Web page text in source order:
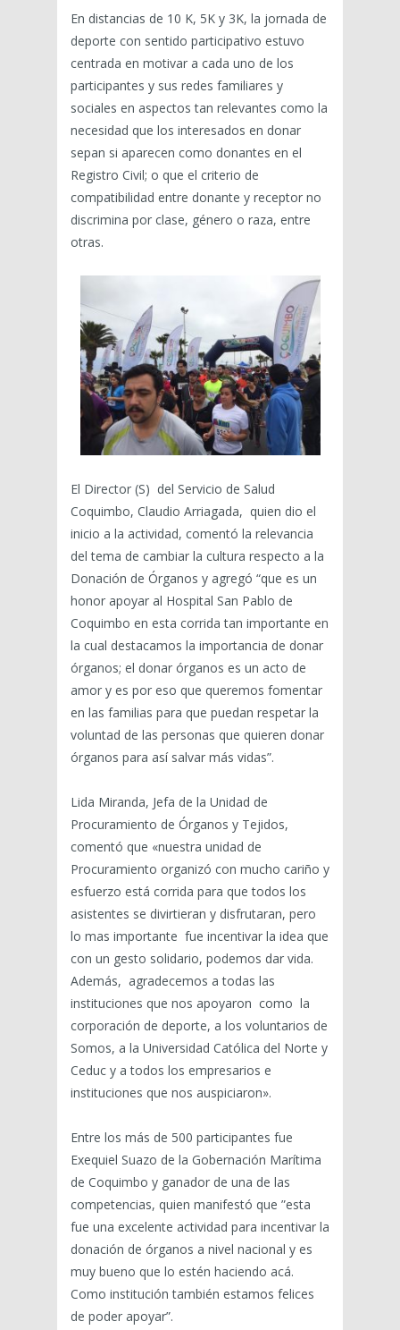
En distancias de 10 K, 5K y 3K, la jornada de
deporte con sentido participativo estuvo
centrada en motivar a cada uno de los
participantes y sus redes familiares y
sociales en aspectos tan relevantes como la
necesidad que los interesados en donar
sepan si aparecen como donantes en el
Registro Civil; o que el criterio de
compatibilidad entre donante y receptor no
discrimina por clase, género o raza, entre
otras.
El Director (S) del Servicio de Salud
Coquimbo, Claudio Arriagada, quien dio el
inicio a la actividad, comentó la relevancia
del tema de cambiar la cultura respecto a la
Donación de Órganos y agregó “que es un
honor apoyar al Hospital San Pablo de
Coquimbo en esta corrida tan importante en
la cual destacamos la importancia de donar
órganos; el donar órganos es un acto de
amor y es por eso que queremos fomentar
en las familias para que puedan respetar la
voluntad de las personas que quieren donar
órganos para así salvar más vidas”.
Lida Miranda, Jefa de la Unidad de
Procuramiento de Órganos y Tejidos,
comentó que «nuestra unidad de
Procuramiento organizó con mucho cariño y
esfuerzo está corrida para que todos los
asistentes se divirtieran y disfrutaran, pero
lo mas importante fue incentivar la idea que
con un gesto solidario, podemos dar vida.
Además, agradecemos a todas las
instituciones que nos apoyaron como la
corporación de deporte, a los voluntarios de
Somos, a la Universidad Católica del Norte y
Ceduc y a todos los empresarios e
instituciones que nos auspiciaron».
Entre los más de 500 participantes fue
Exequiel Suazo de la Gobernación Marítima
de Coquimbo y ganador de una de las
competencias, quien manifestó que ”esta
fue una excelente actividad para incentivar la
donación de órganos a nivel nacional y es
muy bueno que lo estén haciendo acá.
Como institución también estamos felices
de poder apoyar”.